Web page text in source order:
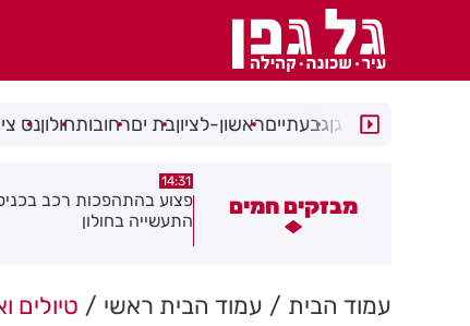
רמת גןגבעתייםראשון-לציוןבת יםרחובותחולוןנס
מבזקים חמים
פצוע בהתהפכות רכב בכניסה לאזור
14:15
תיסלם ואתניקס הרימו את
באוויר
עמוד הבית עמוד הבית ראשי טיולים